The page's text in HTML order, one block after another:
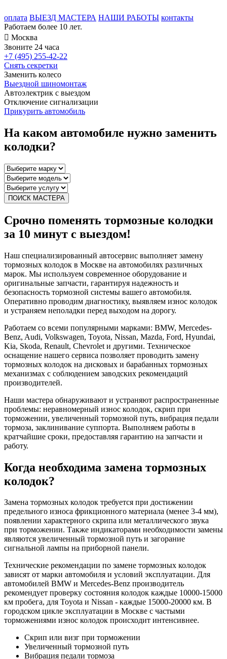
оплата ВЫЕЗД МАСТЕРА НАШИ РАБОТЫ контакты
Работаем более 10 лет.
 Москва
Звоните 24 часа
+7 (495) 255-42-22
Снять секретки
Заменить колесо
Выездной шиномонтаж
Автоэлектрик с выездом
Отключение сигнализации
Прикурить автомобиль
На каком автомобиле нужно заменить
колодки?
ПОИСК МАСТЕРА
Срочно поменять тормозные колодки
за 10 минут с выездом!
Наш специализированный автосервис выполняет замену
тормозных колодок в Москве на автомобилях различных
марок. Мы используем современное оборудование и
оригинальные запчасти, гарантируя надежность и
безопасность тормозной системы вашего автомобиля.
Оперативно проводим диагностику, выявляем износ колодок
и устраняем неполадки перед выходом на дорогу.
Работаем со всеми популярными марками: BMW, Mercedes-
Benz, Audi, Volkswagen, Toyota, Nissan, Mazda, Ford, Hyundai,
Kia, Skoda, Renault, Chevrolet и другими. Техническое
оснащение нашего сервиса позволяет проводить замену
тормозных колодок на дисковых и барабанных тормозных
механизмах с соблюдением заводских рекомендаций
производителей.
Наши мастера обнаруживают и устраняют распространенные
проблемы: неравномерный износ колодок, скрип при
торможении, увеличенный тормозной путь, вибрация педали
тормоза, заклинивание суппорта. Выполняем работы в
кратчайшие сроки, предоставляя гарантию на запчасти и
работу.
Когда необходима замена тормозных
колодок?
Замена тормозных колодок требуется при достижении
предельного износа фрикционного материала (менее 3-4 мм),
появлении характерного скрипа или металлического звука
при торможении. Также индикаторами необходимости замены
являются увеличенный тормозной путь и загорание
сигнальной лампы на приборной панели.
Технические рекомендации по замене тормозных колодок
зависят от марки автомобиля и условий эксплуатации. Для
автомобилей BMW и Mercedes-Benz производитель
рекомендует проверку состояния колодок каждые 10000-15000
км пробега, для Toyota и Nissan - каждые 15000-20000 км. В
городском цикле эксплуатации в Москве с частыми
торможениями износ колодок происходит интенсивнее.
Скрип или визг при торможении
Увеличенный тормозной путь
Вибрация педали тормоза